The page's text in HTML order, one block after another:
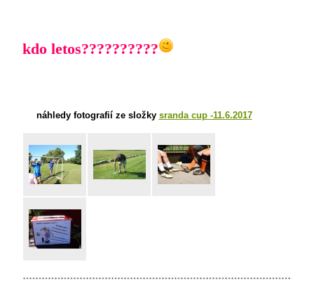
kdo letos??????????
náhledy fotografií ze složky sranda cup -11.6.2017